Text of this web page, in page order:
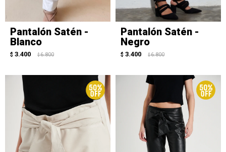
Pantalón Satén -
Blanco
$ 3.400 $ 6.800
Pantalón Satén -
Negro
$ 3.400 $ 6.800